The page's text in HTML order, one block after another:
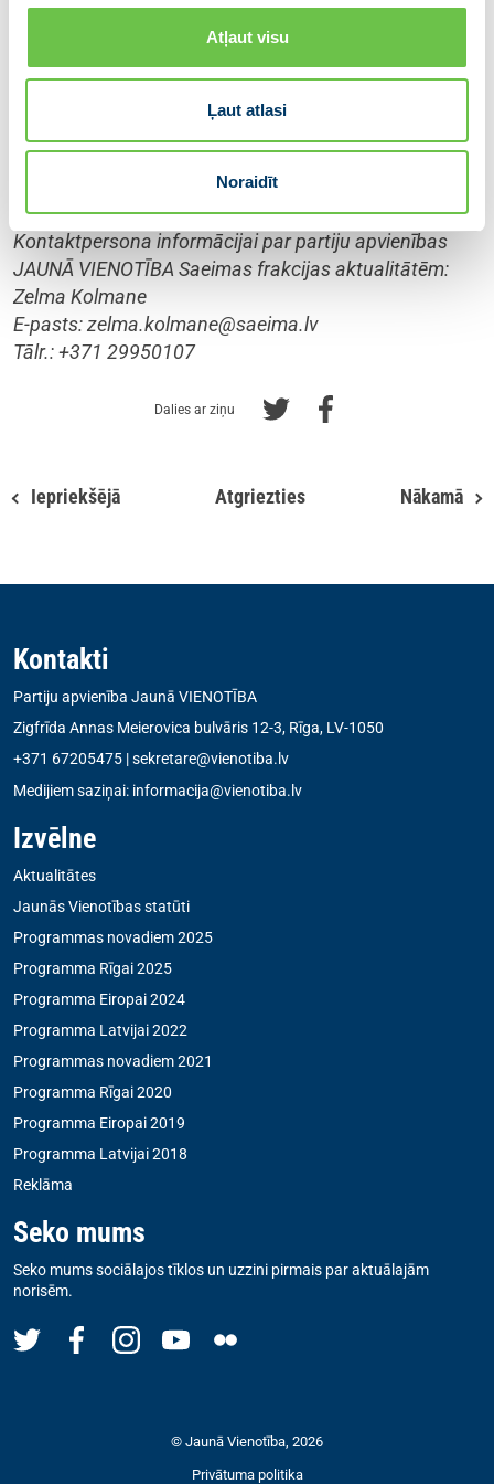
Atļaut visu
Ļaut atlasi
Noraidīt
Ministru prezidents Krišjānis Kariņš.
Partiju apvienība JAUNĀ VIENOTĪBA:
Kontaktpersona informācijai par partiju apvienības
JAUNĀ VIENOTĪBA Saeimas frakcijas aktualitātēm:
Zelma Kolmane
E-pasts:zelma.kolmane@saeima.lv
Tālr.: +371 29950107
Dalies ar ziņu
Iepriekšējā Atgriezties Nākamā
Kontakti
Partiju apvienība Jaunā VIENOTĪBA
Zigfrīda Annas Meierovica bulvāris 12-3, Rīga, LV-1050
+371 67205475 |sekretare@vienotiba.lv
Medijiem saziņai: informacija@vienotiba.lv
Izvēlne
Aktualitātes
Jaunās Vienotības statūti
Programmas novadiem 2025
Programma Rīgai 2025
Programma Eiropai 2024
Programma Latvijai 2022
Programmas novadiem 2021
Programma Rīgai 2020
Programma Eiropai 2019
Programma Latvijai 2018
Reklāma
Seko mums
Seko mums sociālajos tīklos un uzzini pirmais par aktuālajām
norisēm.
© Jaunā Vienotība, 2026
Privātuma politika